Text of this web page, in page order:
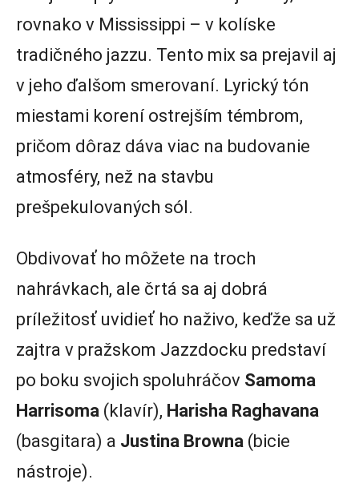
rovnako v Mississippi – v kolíske
tradičného jazzu. Tento mix sa prejavil aj
v jeho ďalšom smerovaní. Lyrický tón
miestami korení ostrejším témbrom,
pričom dôraz dáva viac na budovanie
atmosféry, než na stavbu
prešpekulovaných sól.
Obdivovať ho môžete na troch
nahrávkach, ale črtá sa aj dobrá
príležitosť uvidieť ho naživo, keďže sa už
zajtra v pražskom Jazzdocku predstaví
po boku svojich spoluhráčov Samoma
Harrisoma (klavír), Harisha Raghavana
(basgitara) a Justina Browna (bicie
nástroje).